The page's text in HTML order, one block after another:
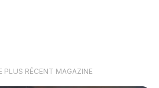
PLUS RÉCENT MAGAZINE